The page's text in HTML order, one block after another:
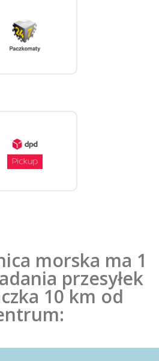
morska ma 1
przesyłek
10 km od